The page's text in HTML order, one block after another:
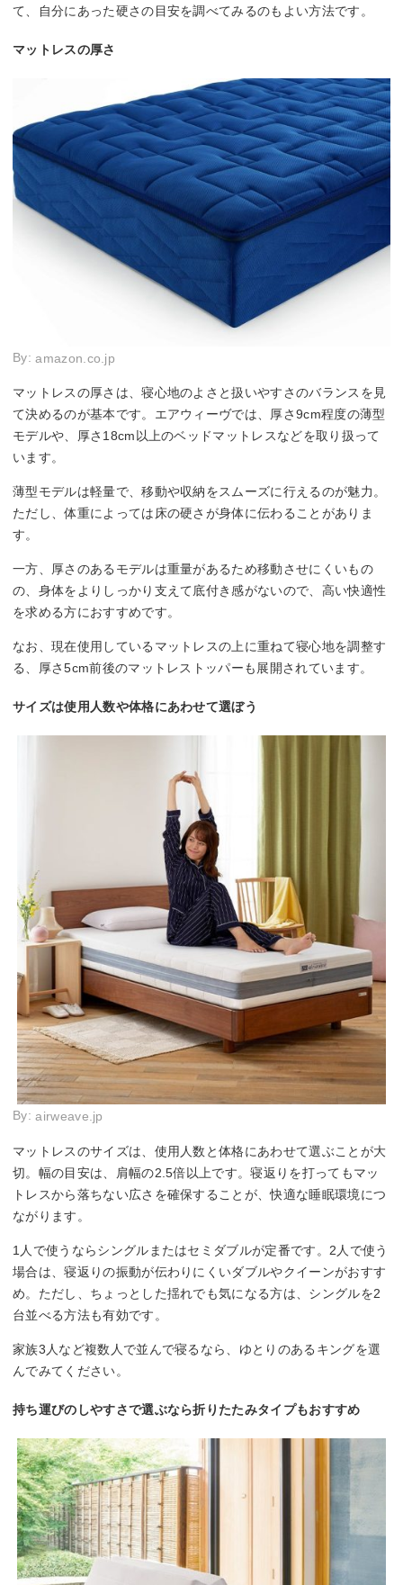
て、自分にあった硬さの目安を調べてみるのもよい方法です。
マットレスの厚さ
By:amazon.co.jp
マットレスの厚さは、寝心地のよさと扱いやすさのバランスを見
て決めるのが基本です。エアウィーヴでは、厚さ9cm程度の薄型
モデルや、厚さ18cm以上のベッドマットレスなどを取り扱って
います。
薄型モデルは軽量で、移動や収納をスムーズに行えるのが魅力。
ただし、体重によっては床の硬さが身体に伝わることがありま
す。
一方、厚さのあるモデルは重量があるため移動させにくいもの
の、身体をよりしっかり支えて底付き感がないので、高い快適性
を求める方におすすめです。
なお、現在使用しているマットレスの上に重ねて寝心地を調整す
る、厚さ5cm前後のマットレストッパーも展開されています。
サイズは使用人数や体格にあわせて選ぼう
By:airweave.jp
マットレスのサイズは、使用人数と体格にあわせて選ぶことが大
切。幅の目安は、肩幅の2.5倍以上です。寝返りを打ってもマッ
トレスから落ちない広さを確保することが、快適な睡眠環境につ
ながります。
1人で使うならシングルまたはセミダブルが定番です。2人で使う
場合は、寝返りの振動が伝わりにくいダブルやクイーンがおすす
め。ただし、ちょっとした揺れでも気になる方は、シングルを2
台並べる方法も有効です。
家族3人など複数人で並んで寝るなら、ゆとりのあるキングを選
んでみてください。
持ち運びのしやすさで選ぶなら折りたたみタイプもおすすめ